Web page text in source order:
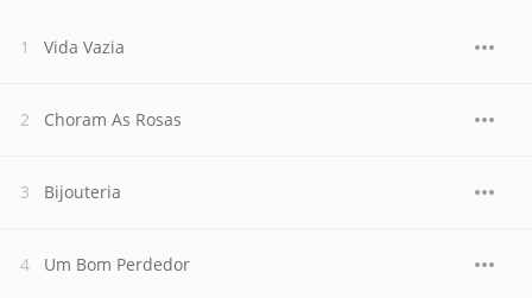
Vida Vazia
Choram As Rosas
Bijouteria
Um Bom Perdedor